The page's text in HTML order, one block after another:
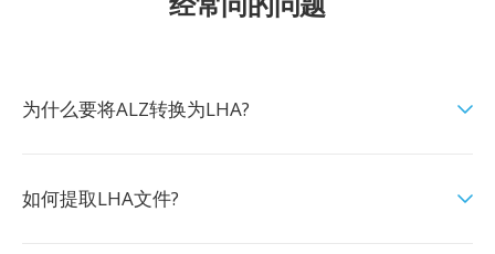
为什么要将ALZ转换为LHA?
如何提取LHA文件?